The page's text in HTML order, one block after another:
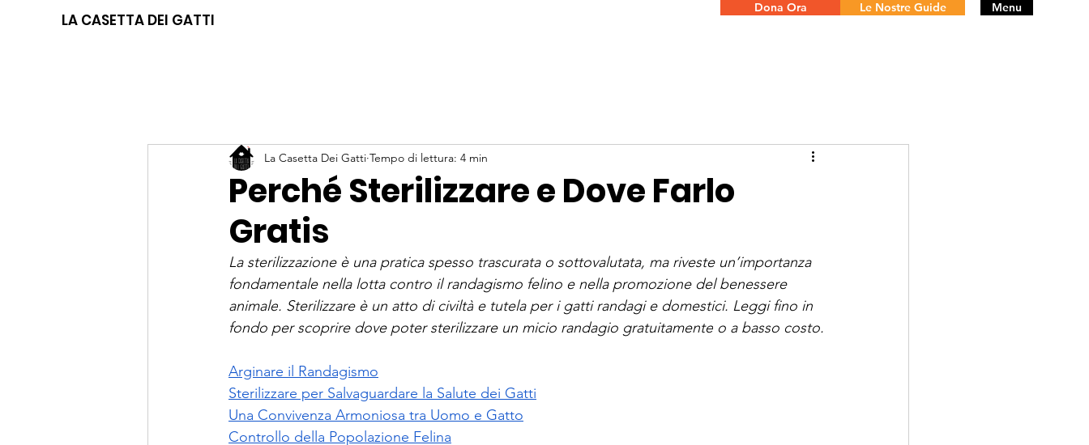
LA CASETTA DEI GATTI
Menu
Dona Ora Le Nostre Guide
Perché Sterilizzare e Dove Farlo
Gratis
La Casetta Dei Gatti Tempo di lettura: 4 min
La sterilizzazione è una pratica spesso trascurata o sottovalutata, ma riveste un’importanza
fondamentale nella lotta contro il randagismo felino e nella promozione del benessere
animale. Sterilizzare è un atto di civiltà e tutela per i gatti randagi e domestici. Leggi fino in
fondo per scoprire dove poter sterilizzare un micio randagio gratuitamente o a basso costo.
Arginare il Randagismo
Sterilizzare per Salvaguardare la Salute dei Gatti
Una Convivenza Armoniosa tra Uomo e Gatto
Controllo della Popolazione Felina